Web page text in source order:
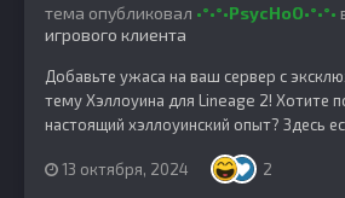
тема опубликовал •°•°•PsycHoO•°•°•
игрового клиента
Добавьте ужаса на ваш сервер с
тему Хэллоуина для Lineage 2! Хотите
настоящий хэллоуинский опыт? Здесь
13 октября, 2024 2